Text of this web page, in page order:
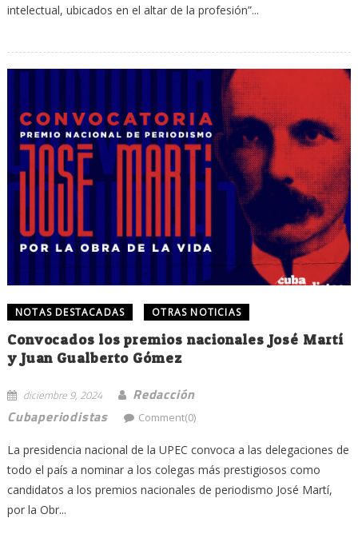
intelectual, ubicados en el altar de la profesión”...
NOTAS DESTACADAS OTRAS NOTICIAS
Convocados los premios nacionales José Martí
y Juan Gualberto Gómez
diciembre 9, 2024
Redacción
Cubaperiodistas
Comment(0)
La presidencia nacional de la UPEC convoca a las delegaciones de
todo el país a nominar a los colegas más prestigiosos como
candidatos a los premios nacionales de periodismo José Martí,
por la Obr...